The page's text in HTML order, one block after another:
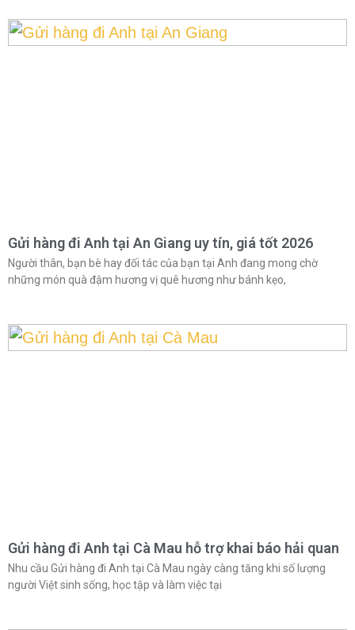
Gửi hàng đi Anh tại An Giang uy tín, giá tốt 2026
Người thân, bạn bè hay đối tác của bạn tại Anh đang mong chờ
những món quà đậm hương vị quê hương như bánh kẹo,
Gửi hàng đi Anh tại Cà Mau hỗ trợ khai báo hải quan
Nhu cầu Gửi hàng đi Anh tại Cà Mau ngày càng tăng khi số lượng
người Việt sinh sống, học tập và làm việc tại